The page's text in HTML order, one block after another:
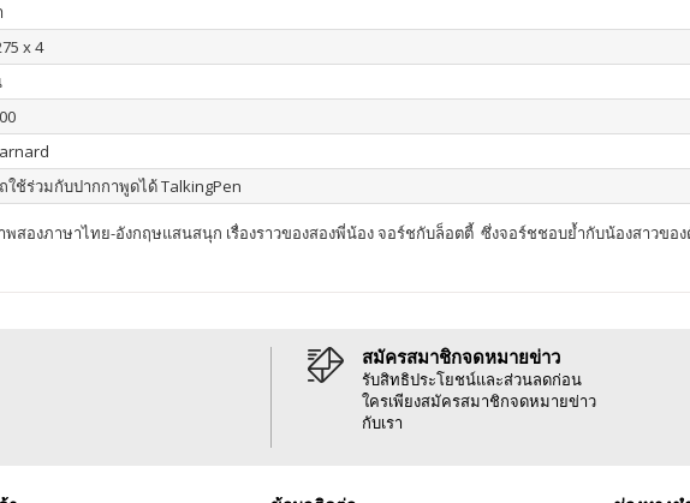
x 4
ใช้ร่วมกับปากกาพูดได้ TalkingPen
สองภาษาไทย-อังกฤษแสนสนุก เรื่องราวของสองพี่น้อง จอร์ชกับล็อตตี้ ซึ่งจอร์ชชอบย้ำกับน้องสาวของตั
สมัครสมาชิกจดหมายข่าว
รับสิทธิประโยชน์และส่วนลดก่อน
ใครเพียงสมัครสมาชิกจดหมายข่าว
กับเรา